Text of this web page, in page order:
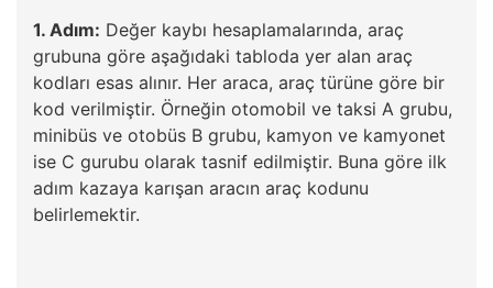
1. Adım: Değer kaybı hesaplamalarında, araç
grubuna göre aşağıdaki tabloda yer alan araç
kodları esas alınır. Her araca, araç türüne göre bir
kod verilmiştir. Örneğin otomobil ve taksi A grubu,
minibüs ve otobüs B grubu, kamyon ve kamyonet
ise C gurubu olarak tasnif edilmiştir. Buna göre ilk
adım kazaya karışan aracın araç kodunu
belirlemektir.